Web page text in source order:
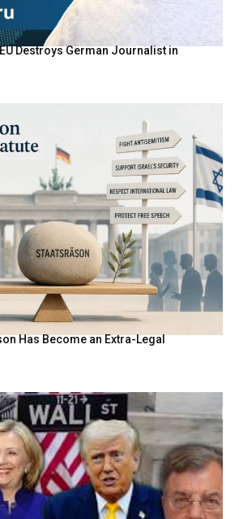
Destroys German Journalist in
Has Become an Extra-Legal